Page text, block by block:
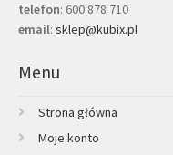
telefon: 600 878 710
email: sklep@kubix.pl
Menu
Strona główna
Moje konto